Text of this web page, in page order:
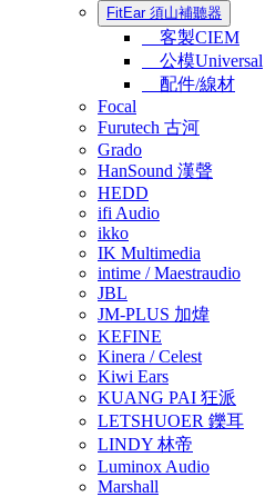
FitEar 須山補聽器
客製CIEM
公模Universal
配件/線材
Focal
Furutech 古河
Grado
HanSound 漢聲
HEDD
ifi Audio
ikko
IK Multimedia
intime / Maestraudio
JBL
JM-PLUS 加煒
KEFINE
Kinera / Celest
Kiwi Ears
KUANG PAI 狂派
LETSHUOER 鑠耳
LINDY 林帝
Luminox Audio
Marshall